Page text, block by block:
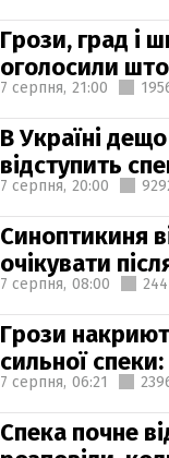
Грози, град і
оголосили
7 серпня, 21:00
В Україні
відступить
7 серпня, 20:00
Синоптикиня
очікувати
7 серпня, 08:00
Грози
сильної
7 серпня, 06:21
Спека почне